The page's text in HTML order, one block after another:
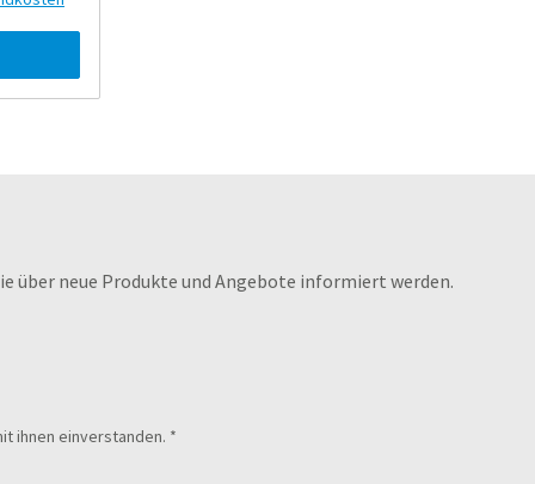
über neue Produkte und Angebote informiert werden.
ihnen einverstanden. *